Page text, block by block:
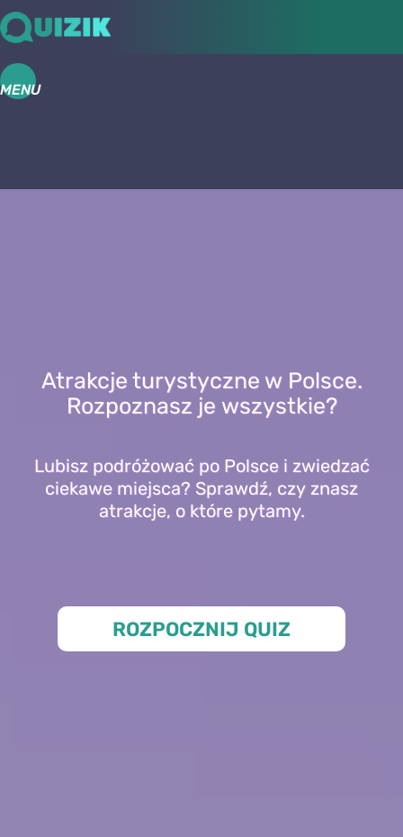
MENU
Atrakcje turystyczne w Polsce.
Rozpoznasz je wszystkie?
Lubisz podróżować po Polsce i zwiedzać
ciekawe miejsca? Sprawdź, czy znasz
atrakcje, o które pytamy.
ROZPOCZNIJ QUIZ